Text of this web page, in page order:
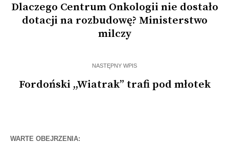
Dlaczego Centrum Onkologii nie dostało
dotacji na rozbudowę? Ministerstwo
milczy
NASTĘPNY WPIS
Fordoński ,,Wiatrak” trafi pod młotek
WARTE OBEJRZENIA: